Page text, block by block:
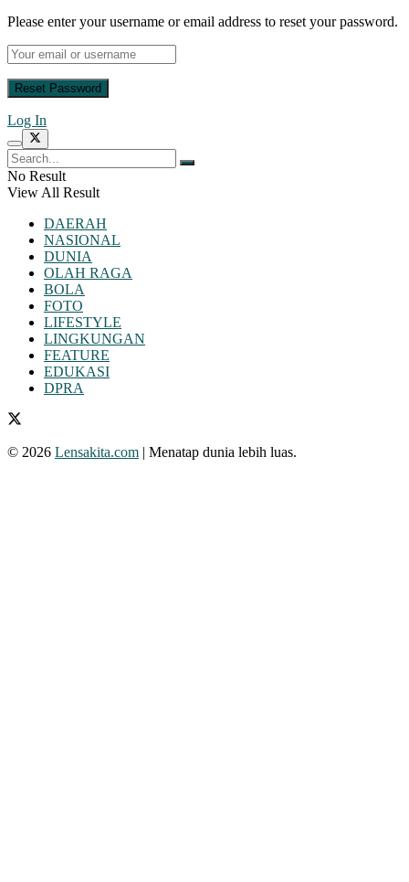
Please enter your username or email address to reset your password.
Log In
No Result
View All Result
DAERAH
NASIONAL
DUNIA
OLAH RAGA
BOLA
FOTO
LIFESTYLE
LINGKUNGAN
FEATURE
EDUKASI
DPRA
© 2026 Lensakita.com | Menatap dunia lebih luas.